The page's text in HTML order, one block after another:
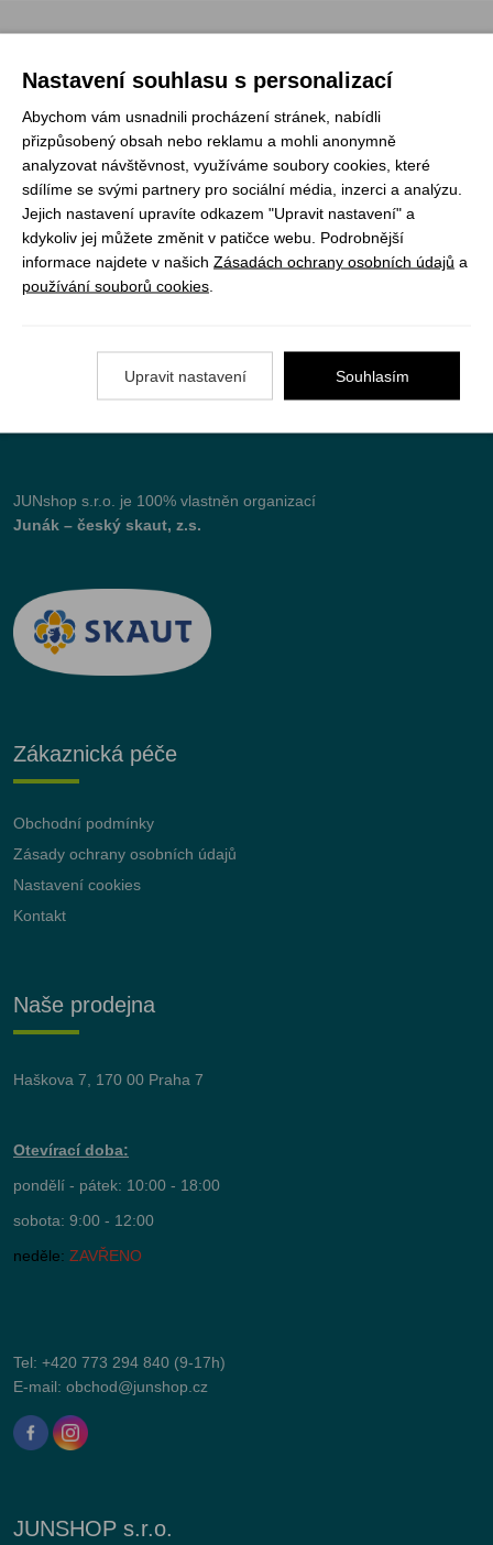
nic neunikne
ODEBÍRAT
Vše o nákupu
Jak objednat
JUNshop s.r.o.
je 100% vlastněn organizací
Junák – český skaut, z.s.
Zákaznická péče
Obchodní podmínky
Zásady ochrany osobních údajů
Nastavení cookies
Kontakt
Naše prodejna
Haškova 7, 170 00 Praha 7
Otevírací doba:
pondělí - pátek: 10:00 - 18:00
sobota: 9:00 - 12:00
neděle: ZAVŘENO
Tel: +420 773 294 840 (9-17h)
E-mail: obchod@junshop.cz
JUNSHOP s.r.o.
Nastavení souhlasu s personalizací
Abychom vám usnadnili procházení stránek, nabídli
přizpůsobený obsah nebo reklamu a mohli anonymně
analyzovat návštěvnost, využíváme soubory cookies, které
sdílíme se svými partnery pro sociální média, inzerci a analýzu.
Jejich nastavení upravíte odkazem "Upravit nastavení" a
kdykoliv jej můžete změnit v patičce webu. Podrobnější
informace najdete v našich Zásadách ochrany osobních údajů a
používání souborů cookies
Upravit nastavení Souhlasím